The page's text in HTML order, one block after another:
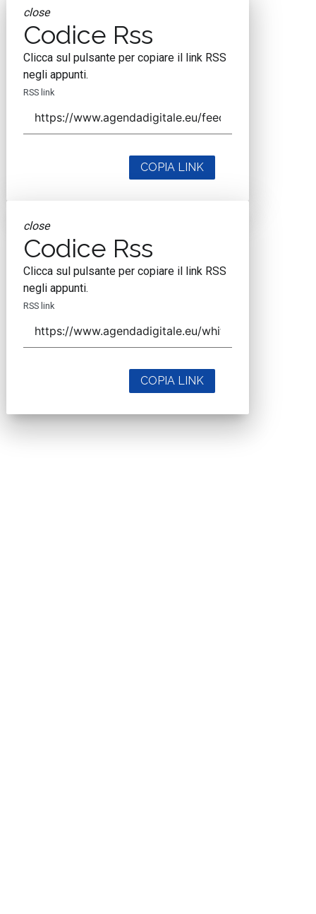
close
Codice Rss
Clicca sul pulsante per copiare il link RSS
negli appunti.
RSS link
COPIA LINK
close
Codice Rss
Clicca sul pulsante per copiare il link RSS
negli appunti.
RSS link
COPIA LINK